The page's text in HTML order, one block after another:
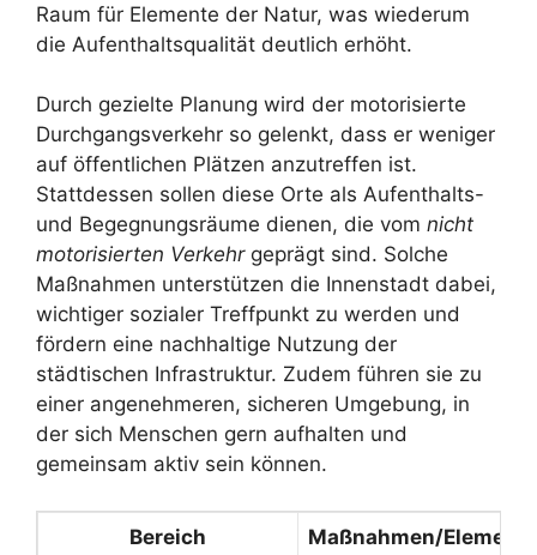
Raum für Elemente der Natur, was wiederum
die Aufenthaltsqualität deutlich erhöht.
Durch gezielte Planung wird der motorisierte
Durchgangsverkehr so gelenkt, dass er weniger
auf öffentlichen Plätzen anzutreffen ist.
Stattdessen sollen diese Orte als Aufenthalts-
und Begegnungsräume dienen, die vom nicht
motorisierten Verkehrgeprägt sind. Solche
Maßnahmen unterstützen die Innenstadt dabei,
wichtiger sozialer Treffpunkt zu werden und
fördern eine nachhaltige Nutzung der
städtischen Infrastruktur. Zudem führen sie zu
einer angenehmeren, sicheren Umgebung, in
der sich Menschen gern aufhalten und
gemeinsam aktiv sein können.
Bereich Maßnahmen/Elemente